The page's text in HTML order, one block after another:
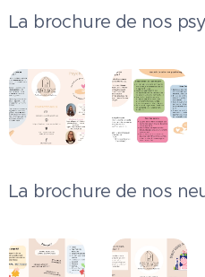
La brochure de nos
La brochure de nos